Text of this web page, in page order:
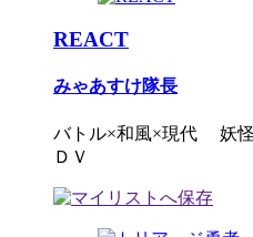
REACT
みゃあすけ隊長
バトル×和風×現代 妖怪
ＤＶ